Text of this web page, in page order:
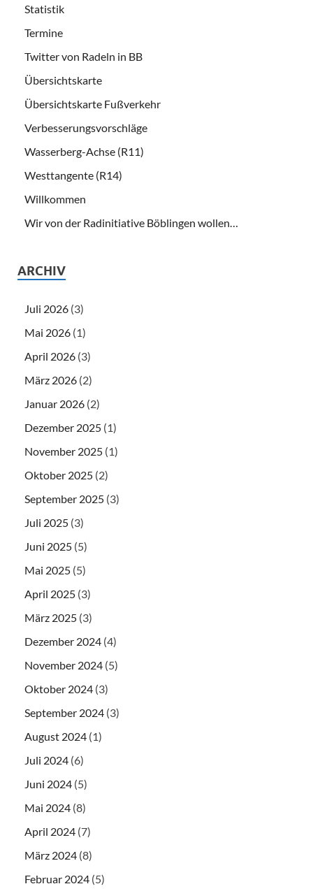
Statistik
Termine
Twitter von Radeln in BB
Übersichtskarte
Übersichtskarte Fußverkehr
Verbesserungsvorschläge
Wasserberg-Achse (R11)
Westtangente (R14)
Willkommen
Wir von der Radinitiative Böblingen wollen…
ARCHIV
Juli 2026 (3)
Mai 2026 (1)
April 2026 (3)
März 2026 (2)
Januar 2026 (2)
Dezember 2025 (1)
November 2025 (1)
Oktober 2025 (2)
September 2025 (3)
Juli 2025 (3)
Juni 2025 (5)
Mai 2025 (5)
April 2025 (3)
März 2025 (3)
Dezember 2024 (4)
November 2024 (5)
Oktober 2024 (3)
September 2024 (3)
August 2024 (1)
Juli 2024 (6)
Juni 2024 (5)
Mai 2024 (8)
April 2024 (7)
März 2024 (8)
Februar 2024 (5)